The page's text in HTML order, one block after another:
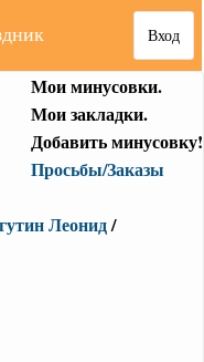
Вход
Мои минусовки.
Мои закладки.
Добавить минусовку!
Просьбы/Заказы
Леонид/